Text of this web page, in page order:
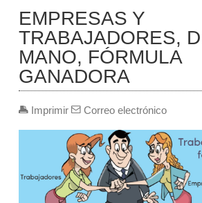
EMPRESAS Y
TRABAJADORES,
MANO, FÓRMULA
GANADORA
Imprimir Correo electrónico